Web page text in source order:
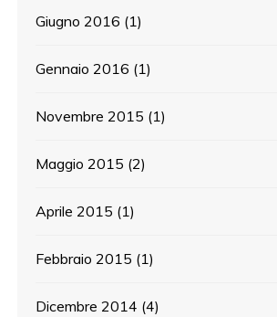
Giugno 2016 (1)
Gennaio 2016 (1)
Novembre 2015 (1)
Maggio 2015 (2)
Aprile 2015 (1)
Febbraio 2015 (1)
Dicembre 2014 (4)